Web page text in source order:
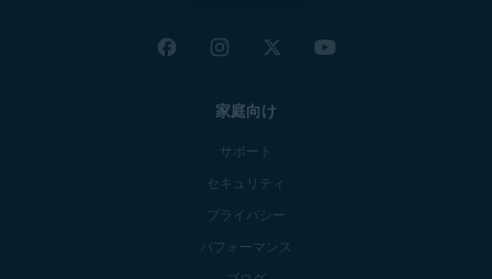
家庭向け
サポート
セキュリティ
プライバシー
パフォーマンス